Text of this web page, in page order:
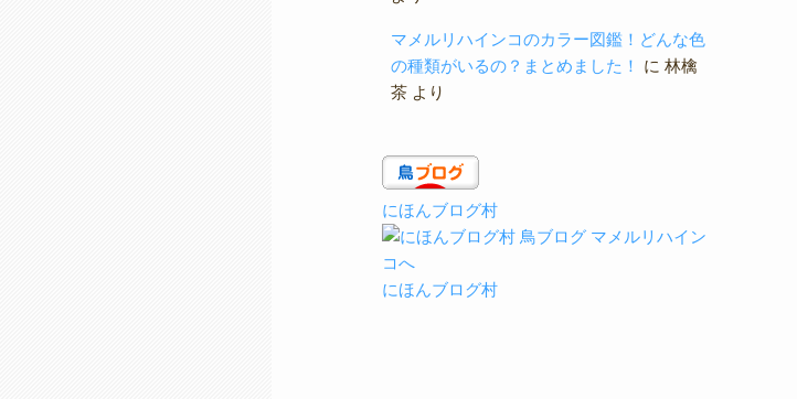
マメルリハインコのカラー図鑑！どんな色
の種類がいるの？まとめました！
に 林檎
茶 より
にほんブログ村
にほんブログ村